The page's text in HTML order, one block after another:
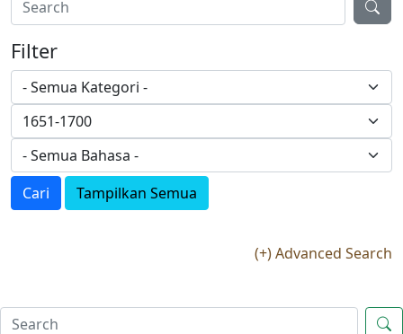
Filter
Cari Tampilkan Semua
(+) Advanced Search